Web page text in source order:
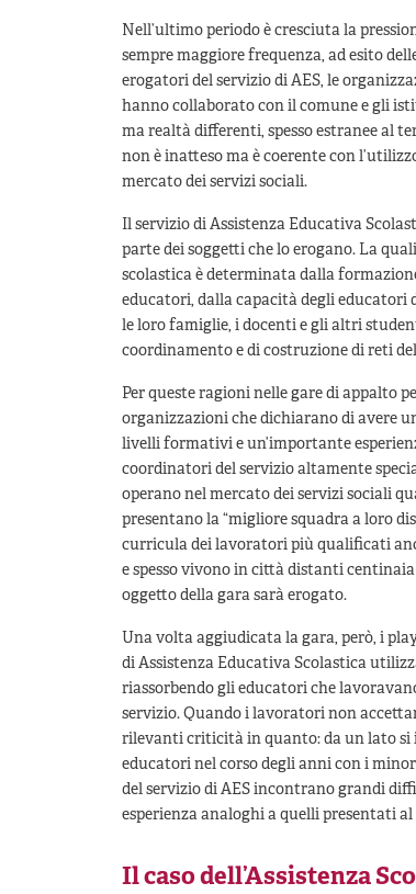
Nell’ultimo periodo è cresciuta la
sempre maggiore frequenza, ad esito
erogatori del servizio di AES, le
hanno collaborato con il comune e gli
ma realtà differenti, spesso estranee al
non è inatteso ma è coerente con
mercato dei servizi sociali.
Il servizio di Assistenza Educativa
parte dei soggetti che lo erogano. La
scolastica è determinata dalla
educatori, dalla capacità degli
le loro famiglie, i docenti e gli altri
coordinamento e di costruzione di reti
Per queste ragioni nelle gare di appalto
organizzazioni che dichiarano di avere
livelli formativi e un’importante
coordinatori del servizio altamente
operano nel mercato dei servizi sociali
presentano la “migliore squadra a loro
curricula dei lavoratori più qualificati
e spesso vivono in città distanti
oggetto della gara sarà erogato.
Una volta aggiudicata la gara, però, i
di Assistenza Educativa Scolastica
riassorbendo gli educatori che
servizio. Quando i lavoratori non
rilevanti criticità in quanto: da un lato
educatori nel corso degli anni con i
del servizio di AES incontrano grandi
esperienza analoghi a quelli presentati
Il caso dell’Assistenza